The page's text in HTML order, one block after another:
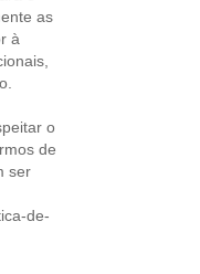
as
à
o
de
ser
de-